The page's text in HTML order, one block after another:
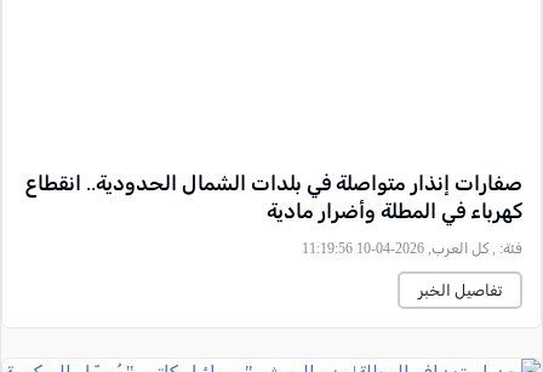
صفارات إنذار متواصلة في بلدات الشمال الحدودية.. انقطاع
كهرباء في المطلة وأضرار مادية
فئة: , كل العرب, 2026-04-10 11:19:56
تفاصيل الخبر